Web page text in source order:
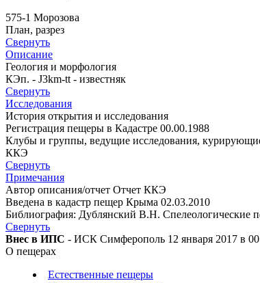
575-1 Морозова
План, разрез
Свернуть
Описание
Геология и морфология
КЭп. - J3km-tt - известняк
Свернуть
Исследования
История открытия и исследования
Регистрация пещеры в Кадастре 00.00.1988
Клубы и группы, ведущие исследования,
ККЭ
Свернуть
Примечания
Автор описания/отчет Отчет ККЭ
Введена в кадастр пещер Крыма 02.03.2010
Библиография: Дублянский В.Н.
Свернуть
Внес в ИПС - ИСК Симферополь 12 января 2017 в
О пещерах
Естественные пещеры